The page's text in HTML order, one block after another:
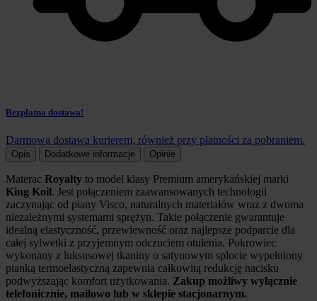
Bezpłatna dostawa!
Darmowa dostawa kurierem, również przy płatności za pobraniem.
Opis Dodatkowe informacje Opinie
Materac Royalty to model klasy Premium amerykańskiej marki
King Koil. Jest połączeniem zaawansowanych technologii
zaczynając od piany Visco, naturalnych materiałów wraz z dwoma
niezależnymi systemami sprężyn. Takie połączenie gwarantuje
idealną elastyczność, przewiewność oraz najlepsze podparcie dla
całej sylwetki z przyjemnym odczuciem otulenia. Pokrowiec
wykonany z luksusowej tkaniny o satynowym splocie wypełniony
pianką termoelastyczną zapewnia całkowitą redukcję nacisku
podwyższając komfort użytkowania. Zakup możliwy wyłącznie
telefonicznie, mailowo lub w sklepie stacjonarnym.